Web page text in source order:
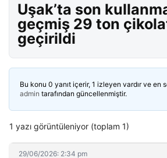
Uşak’ta son
geçmiş 29 ton
geçirildi
Bu konu 0 yanıt içerir, 1 izleyen vardır ve en
admin tarafından güncellenmiştir.
1 yazı görüntüleniyor (toplam 1)
29/06/2026: 2:34 pm